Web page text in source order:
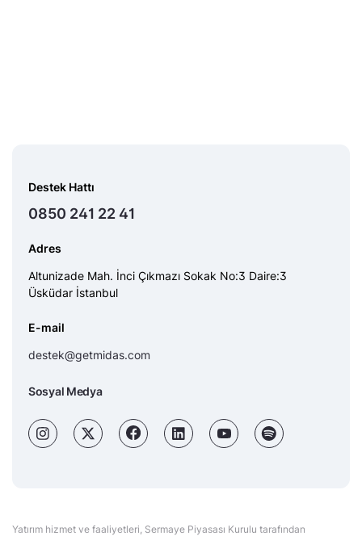
Destek Hattı
0850 241 22 41
Adres
Altunizade Mah. İnci Çıkmazı Sokak No:3 Daire:3
Üsküdar İstanbul
E-mail
destek@getmidas.com
Sosyal Medya
Yatırım hizmet ve faaliyetleri, Sermaye Piyasası Kurulu tarafından